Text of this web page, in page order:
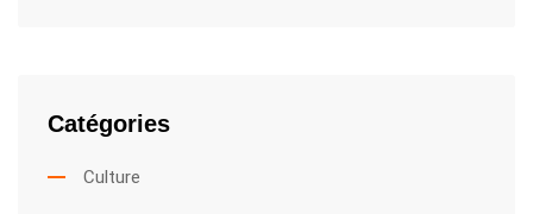
Catégories
Culture